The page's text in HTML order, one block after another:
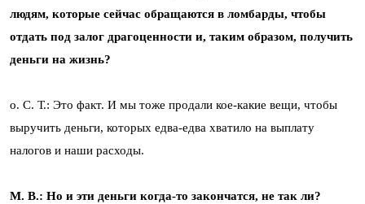
людям, которые сейчас обращаются в ломбарды, чтобы
отдать под залог драгоценности и, таким образом, получить
деньги на жизнь?
о. С. Т.: Это факт. И мы тоже продали кое-какие вещи, чтобы
выручить деньги, которых едва-едва хватило на выплату
налогов и наши расходы.
М. В.: Но и эти деньги когда-то закончатся, не так ли?